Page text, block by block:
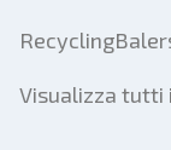
Visualizza